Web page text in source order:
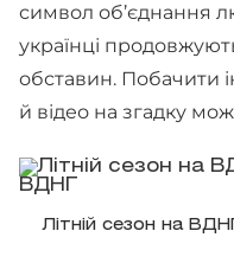
символ об’єднання
українці
обставин. Побачити
й відео на згадку
Літній сезон на